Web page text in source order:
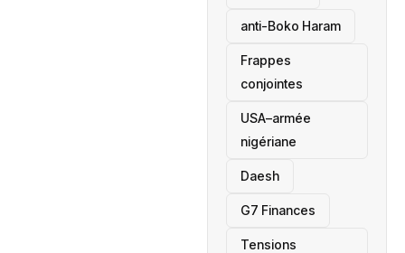
anti-Boko Haram
Frappes
conjointes
USA–armée
nigériane
Daesh
‎G7 Finances
Tensions